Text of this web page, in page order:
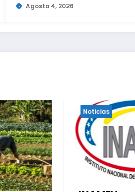
Agosto 4, 2026